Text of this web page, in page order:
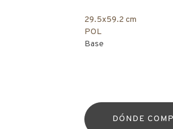
29.5x59.2 cm
POL
Base
DÓNDE